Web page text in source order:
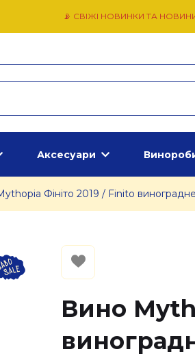
📡 СВІЖІ НОВИНКИ ТА НОВИНИ
Аксесуари
Фініто 2019 / Finito
Вино